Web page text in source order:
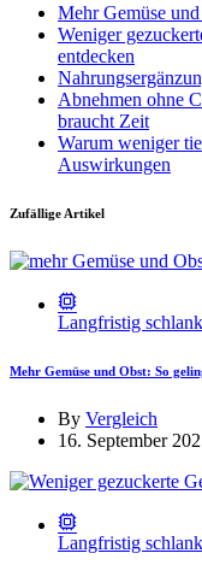
Mehr Gemüse
Weniger
entdecken
Abnehmen ohne
braucht Zeit
Warum weniger
Auswirkungen
Zufällige Artikel
Langfristig
Mehr Gemüse und Obst: So
By Vergleich
16. September
Langfristig